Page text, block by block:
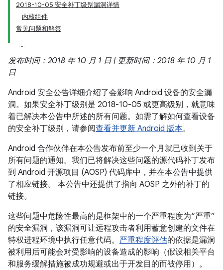
2018-10-05 安全补丁级别漏洞详情
内核组件
常见问题和解答
发布时间：2018 年 10 月 1 日 | 更新时间：2018 年 10 月 1
日
Android 安全公告详细介绍了会影响 Android 设备的安全漏
洞。如果安全补丁级别是 2018-10-05 或更高级别，就意味
着已解决本公告中所述的所有问题。如需了解如何查看设备
的安全补丁级别，请参阅查看并更新 Android 版本。
Android 合作伙伴在本公告发布前至少一个月就已收到关于
所有问题的通知。我们已将解决这些问题的源代码补丁发布
到 Android 开源项目 (AOSP) 代码库中，并在本公告中提供
了相应链接。 本公告中还提供了指向 AOSP 之外的补丁的
链接。
这些问题中危险性最高的是框架中的一个严重程度为“严重”
的安全漏洞，该漏洞可让远程攻击者利用蓄意创建的文件在
特权进程环境中执行任意代码。 严重程度评估的依据是漏洞
被利用后可能会对受影响的设备造成的影响（假设相关平台
和服务缓解措施被成功规避或出于开发目的而被停用）。